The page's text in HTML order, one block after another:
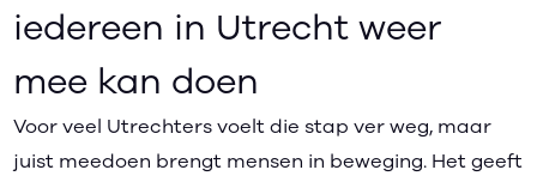
iedereen in Utrecht weer
mee kan doen
Voor veel Utrechters voelt die stap ver weg, maar
juist meedoen brengt mensen in beweging. Het geeft